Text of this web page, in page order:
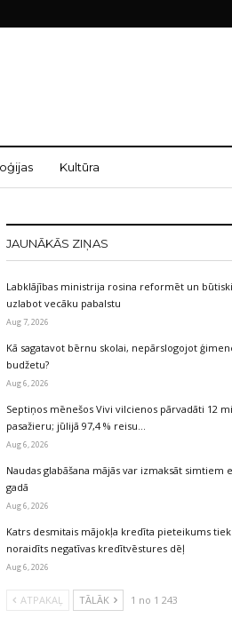
Kultūra
JAUNĀKĀS ZIŅAS
Labklājības ministrija rosina reformēt un būtiski
uzlabot vecāku pabalstu
Aug 7, 2026
Kā sagatavot bērnu skolai, nepārslogojot
budžetu?
Aug 6, 2026
Septiņos mēnešos Vivi vilcienos pārvadāti 12
pasažieru; jūlijā 97,4 % reisu…
Aug 6, 2026
Naudas glabāšana mājās var izmaksāt simtiem
gadā
Aug 6, 2026
Katrs desmitais mājokļa kredīta pieteikums tiek
noraidīts negatīvas kredītvēstures dēļ
Aug 6, 2026
ATPAKAĻ TĀLĀK 1 no 1 243